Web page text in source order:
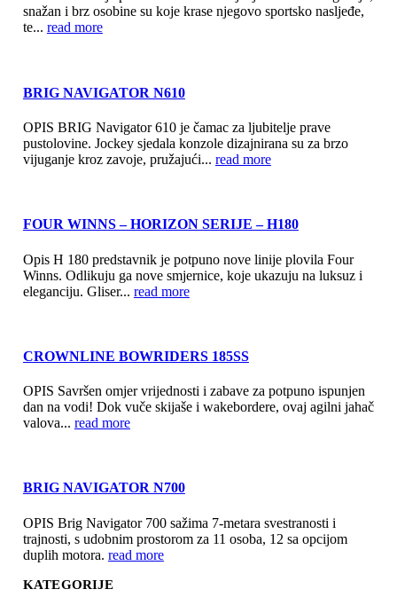
snažan i brz osobine su koje krase njegovo sportsko nasljeđe,
te... read more
BRIG NAVIGATOR N610
OPIS BRIG Navigator 610 je čamac za ljubitelje prave
pustolovine. Jockey sjedala konzole dizajnirana su za brzo
vijuganje kroz zavoje, pružajući... read more
FOUR WINNS – HORIZON SERIJE – H180
Opis H 180 predstavnik je potpuno nove linije plovila Four
Winns. Odlikuju ga nove smjernice, koje ukazuju na luksuz i
eleganciju. Gliser... read more
CROWNLINE BOWRIDERS 185SS
OPIS Savršen omjer vrijednosti i zabave za potpuno ispunjen
dan na vodi! Dok vuče skijaše i wakebordere, ovaj agilni jahač
valova... read more
BRIG NAVIGATOR N700
OPIS Brig Navigator 700 sažima 7-metara svestranosti i
trajnosti, s udobnim prostorom za 11 osoba, 12 sa opcijom
duplih motora. read more
KATEGORIJE